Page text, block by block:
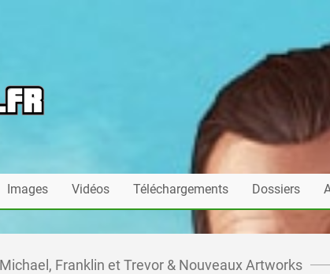
Images Vidéos Téléchargements Dossiers
Franklin et Trevor & Nouveaux Artworks